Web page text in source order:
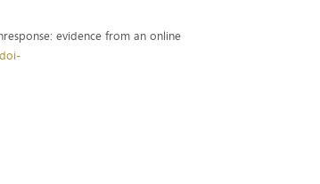
evidence from an online